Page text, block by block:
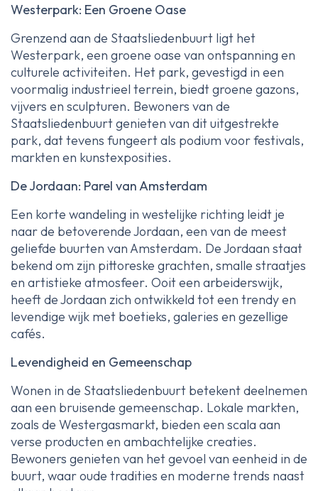
Westerpark: Een Groene Oase
Grenzend aan de Staatsliedenbuurt ligt het
Westerpark, een groene oase van ontspanning en
culturele activiteiten. Het park, gevestigd in een
voormalig industrieel terrein, biedt groene gazons,
vijvers en sculpturen. Bewoners van de
Staatsliedenbuurt genieten van dit uitgestrekte
park, dat tevens fungeert als podium voor festivals,
markten en kunstexposities.
De Jordaan: Parel van Amsterdam
Een korte wandeling in westelijke richting leidt je
naar de betoverende Jordaan, een van de meest
geliefde buurten van Amsterdam. De Jordaan staat
bekend om zijn pittoreske grachten, smalle straatjes
en artistieke atmosfeer. Ooit een arbeiderswijk,
heeft de Jordaan zich ontwikkeld tot een trendy en
levendige wijk met boetieks, galeries en gezellige
cafés.
Levendigheid en Gemeenschap
Wonen in de Staatsliedenbuurt betekent deelnemen
aan een bruisende gemeenschap. Lokale markten,
zoals de Westergasmarkt, bieden een scala aan
verse producten en ambachtelijke creaties.
Bewoners genieten van het gevoel van eenheid in de
buurt, waar oude tradities en moderne trends naast